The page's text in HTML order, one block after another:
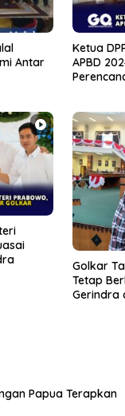
Antar
Ketua
APBD
Golkar
Tetap
Gerindra
Papua Terapkan